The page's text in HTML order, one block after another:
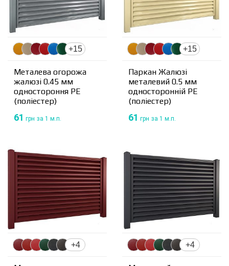
+15
Металева огорожа
жалюзі 0.45 мм
одностороння PE
(поліестер)
61 грн за 1 м.п.
+15
Паркан Жалюзі
металевий 0.5 мм
односторонній PE
(поліестер)
61 грн за 1 м.п.
+4 +4